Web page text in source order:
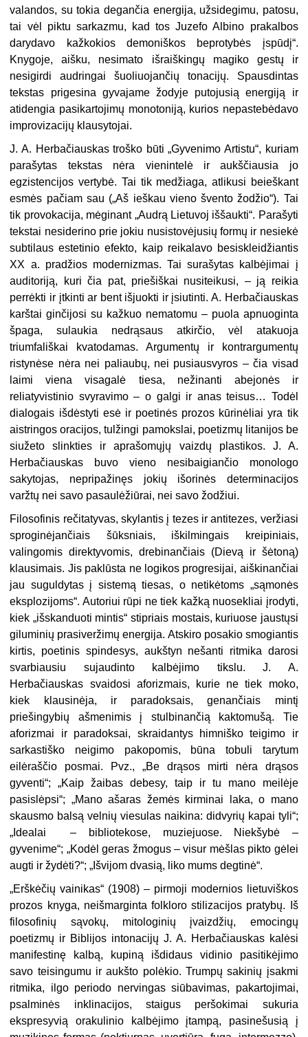
valandos, su tokia degančia energija, užsidegimu, patosu,
tai vėl piktu sarkazmu, kad tos Juzefo Albino prakalbos
darydavo kažkokios demoniškos beprotybės įspūdį“.
Knygoje, aišku, nesimato išraiškingų magiko gestų ir
nesigirdi audringai šuoliuojančių tonacijų. Spausdintas
tekstas prigesina gyvajame žodyje putojusią energiją ir
atidengia pasikartojimų monotoniją, kurios nepastebėdavo
improvizacijų klausytojai.
J. A. Herbačiauskas troško būti „Gyvenimo Artistu“, kuriam
parašytas tekstas nėra vienintelė ir aukščiausia jo
egzistencijos vertybė. Tai tik medžiaga, atlikusi beieškant
esmės pačiam sau („Aš ieškau vieno švento žodžio“). Tai
tik provokacija, mėginant „Audrą Lietuvoj iššaukti“. Parašyti
tekstai nesiderino prie jokiu nusistovėjusių formų ir nesiekė
subtilaus estetinio efekto, kaip reikalavo besiskleidžiantis
XX a. pradžios modernizmas. Tai surašytas kalbėjimai į
auditoriją, kuri čia pat, priešiškai nusiteikusi, – ją reikia
perrėkti ir įtkinti ar bent išjuokti ir įsiutinti. A. Herbačiauskas
karštai ginčijosi su kažkuo nematomu – puola apnuoginta
špaga, sulaukia nedrąsaus atkirčio, vėl atakuoja
triumfališkai kvatodamas. Argumentų ir kontrargumentų
ristynėse nėra nei paliaubų, nei pusiausvyros – čia visad
laimi viena visagalė tiesa, nežinanti abejonės ir
reliatyvistinio svyravimo – o galgi ir anas teisus… Todėl
dialogais išdėstyti esė ir poetinės prozos kūrinėliai yra tik
aistringos oracijos, tulžingi pamokslai, poetizmų litanijos be
siužeto slinkties ir aprašomųjų vaizdų plastikos. J. A.
Herbačiauskas buvo vieno nesibaigiančio monologo
sakytojas, nepripažinęs jokių išorinės determinacijos
varžtų nei savo pasaulėžiūrai, nei savo žodžiui.
Filosofinis rečitatyvas, skylantis į tezes ir antitezes, veržiasi
sproginėjančiais šūksniais, iškilmingais kreipiniais,
valingomis direktyvomis, drebinančiais (Dievą ir šėtoną)
klausimais. Jis paklūsta ne logikos progresijai, aiškinančiai
jau suguldytas į sistemą tiesas, o netikėtoms „sąmonės
eksplozijoms“. Autoriui rūpi ne tiek kažką nuosekliai įrodyti,
kiek „išskanduoti mintis“ stipriais mostais, kuriuose jaustųsi
giluminių prasiveržimų energija. Atskiro posakio smogiantis
kirtis, poetinis spindesys, aukštyn nešanti ritmika darosi
svarbiausiu sujaudinto kalbėjimo tikslu. J. A.
Herbačiauskas svaidosi aforizmais, kurie ne tiek moko,
kiek klausinėja, ir paradoksais, genančiais mintį
priešingybių ašmenimis į stulbinančią kaktomušą. Tie
aforizmai ir paradoksai, skraidantys himniško teigimo ir
sarkastiško neigimo pakopomis, būna tobuli tarytum
eilėraščio posmai. Pvz., „Be drąsos mirti nėra drąsos
gyventi“; „Kaip žaibas debesy, taip ir tu mano meilėje
pasislėpsi“; „Mano ašaras žemės kirminai laka, o mano
skausmo balsą velnių viesulas naikina: didvyrių kapai tyli“;
„Idealai – bibliotekose, muziejuose. Niekšybė –
gyvenime“; „Kodėl geras žmogus – visur mėšlas pikto gėlei
augti ir žydėti?“; „Išvijom dvasią, liko mums degtinė“.
„Erškėčių vainikas“ (1908) – pirmoji modernios lietuviškos
prozos knyga, neišmarginta folkloro stilizacijos pratybų. Iš
filosofinių sąvokų, mitologinių įvaizdžių, emocingų
poetizmų ir Biblijos intonacijų J. A. Herbačiauskas kalėsi
manifestinę kalbą, kupiną išdidaus vidinio pasitikėjimo
savo teisingumu ir aukšto polėkio. Trumpų sakinių įsakmi
ritmika, ilgo periodo nervingas siūbavimas, pakartojimai,
psalminės inklinacijos, staigus peršokimai sukuria
ekspresyvią orakulinio kalbėjimo įtampą, pasinešusią į